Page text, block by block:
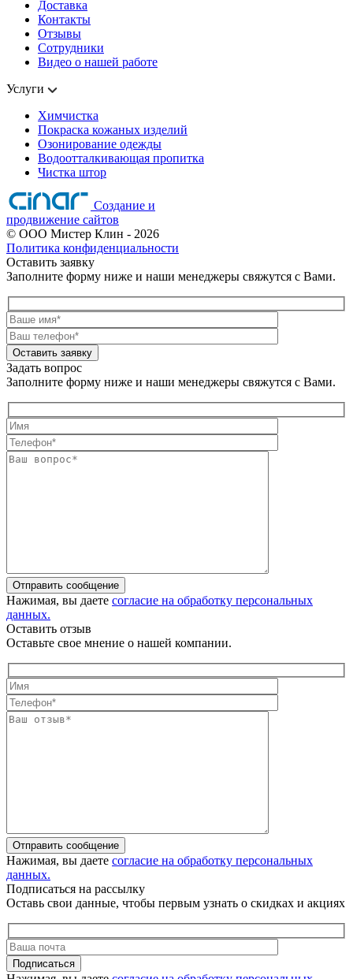
Доставка
Контакты
Отзывы
Сотрудники
Видео о нашей работе
Услуги
Химчистка
Покраска кожаных изделий
Озонирование одежды
Водоотталкивающая пропитка
Чистка штор
Создание и
продвижение сайтов
© ООО Мистер Клин - 2026
Политика конфиденциальности
Оставить заявку
Заполните форму ниже и наши менеджеры свяжутся с Вами.
Оставить заявку
Задать вопрос
Заполните форму ниже и наши менеджеры свяжутся с Вами.
Отправить сообщение
Нажимая, вы даете согласие на обработку персональных
данных.
Оставить отзыв
Оставьте свое мнение о нашей компании.
Отправить сообщение
Нажимая, вы даете согласие на обработку персональных
данных.
Подписаться на рассылку
Оставь свои данные, чтобы первым узнать о скидках и акциях
Подписаться